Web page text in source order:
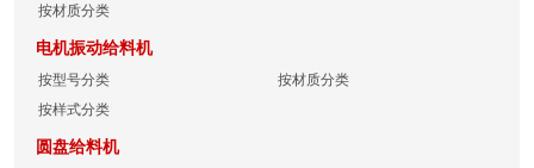
按材质分类
电机振动给料机
按型号分类
按材质分类
按样式分类
圆盘给料机